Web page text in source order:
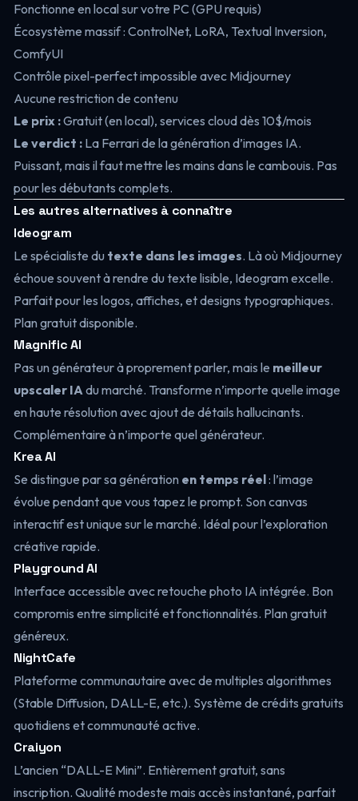
Fonctionne en local sur votre PC (GPU requis)
Écosystème massif : ControlNet, LoRA, Textual Inversion,
ComfyUI
Contrôle pixel-perfect impossible avec Midjourney
Aucune restriction de contenu
Le prix :Gratuit (en local), services cloud dès 10$/mois
Le verdict :La Ferrari de la génération d’images IA.
Puissant, mais il faut mettre les mains dans le cambouis. Pas
pour les débutants complets.
Les autres alternatives à connaître
Ideogram
Le spécialiste du texte dans les images. Là où Midjourney
échoue souvent à rendre du texte lisible, Ideogram excelle.
Parfait pour les logos, affiches, et designs typographiques.
Plan gratuit disponible.
Magnific AI
Pas un générateur à proprement parler, mais le meilleur
upscaler IAdu marché. Transforme n’importe quelle image
en haute résolution avec ajout de détails hallucinants.
Complémentaire à n’importe quel générateur.
Krea AI
Se distingue par sa génération en temps réel: l’image
évolue pendant que vous tapez le prompt. Son canvas
interactif est unique sur le marché. Idéal pour l’exploration
créative rapide.
Playground AI
Interface accessible avec retouche photo IA intégrée. Bon
compromis entre simplicité et fonctionnalités. Plan gratuit
généreux.
NightCafe
Plateforme communautaire avec de multiples algorithmes
(Stable Diffusion, DALL-E, etc.). Système de crédits gratuits
quotidiens et communauté active.
Craiyon
L’ancien “DALL-E Mini”. Entièrement gratuit, sans
inscription. Qualité modeste mais accès instantané, parfait